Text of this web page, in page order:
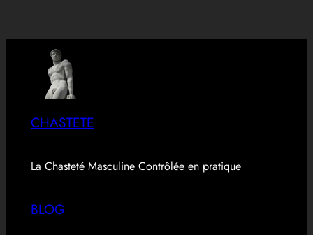
CHASTETE
La Chasteté Masculine Contrôlée en pratique
BLOG